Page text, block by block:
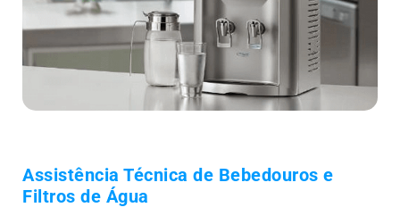
Assistência Técnica de Bebedouros e
Filtros de Água